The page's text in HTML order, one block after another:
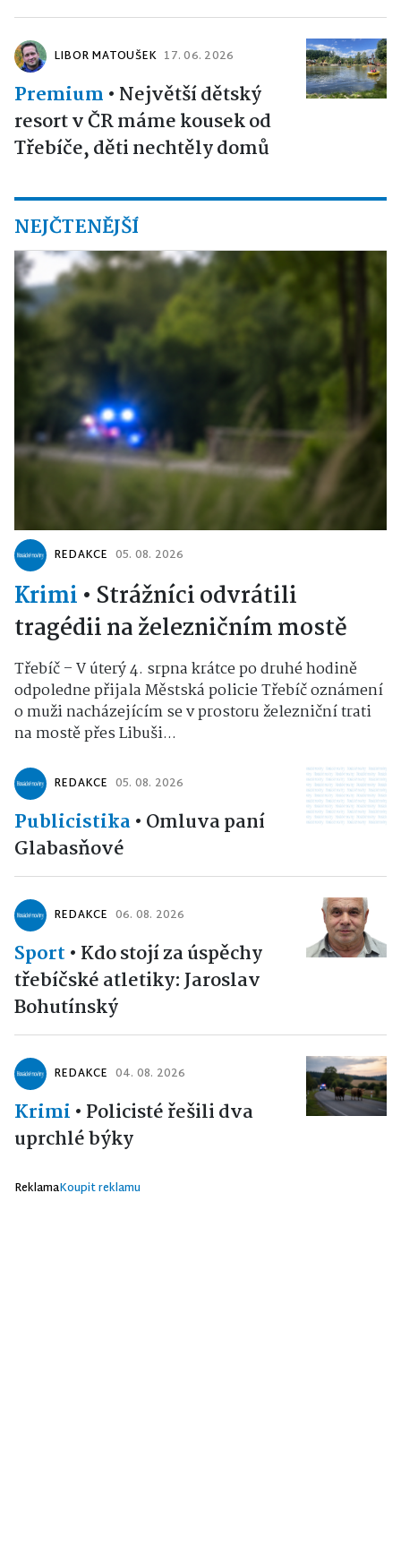
LIBOR MATOUŠEK 17. 06. 2026
Premium • Největší dětský
resort v ČR máme kousek od
Třebíče, děti nechtěly domů
NEJČTENĚJŠÍ
REDAKCE 05. 08. 2026
Krimi • Strážníci odvrátili
tragédii na železničním mostě
Třebíč – V úterý 4. srpna krátce po druhé hodině
odpoledne přijala Městská policie Třebíč oznámení
o muži nacházejícím se v prostoru železniční trati
na mostě přes Libuši...
REDAKCE 05. 08. 2026
Publicistika• Omluva paní
Glabasňové
REDAKCE 06. 08. 2026
Sport • Kdo stojí za úspěchy
třebíčské atletiky: Jaroslav
Bohutínský
REDAKCE 04. 08. 2026
Krimi • Policisté řešili dva
uprchlé býky
ReklamaKoupit reklamu